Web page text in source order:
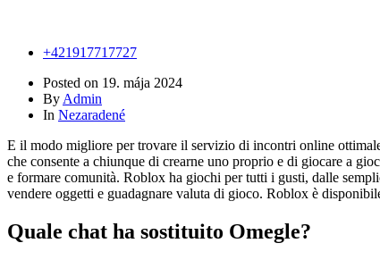
+421917717727
Posted on 19. mája 2024
By Admin
In Nezaradené
E il modo migliore per trovare il servizio di incontri online
che consente a chiunque di crearne uno proprio e di giocare a
e formare comunità. Roblox ha giochi per tutti i gusti, dalle
vendere oggetti e guadagnare valuta di gioco. Roblox è
Quale chat ha sostituito Omegle?